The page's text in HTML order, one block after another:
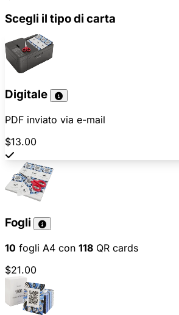
Scegli il tipo di carta
Digitale
PDF inviato via e-mail
$13.00
Fogli
10 fogli A4 con 118 QR cards
$21.00